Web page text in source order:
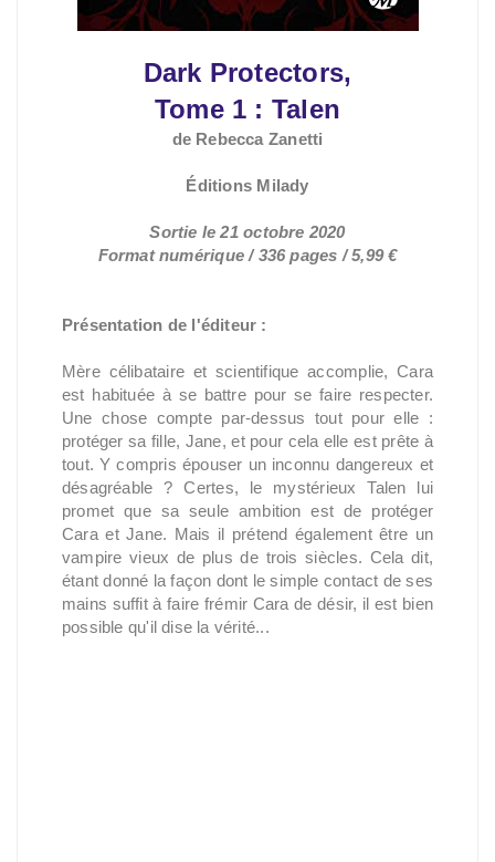
Dark Protectors,
Tome 1 : Talen
de Rebecca Zanetti
Éditions Milady
Sortie le 21 octobre 2020
Format numérique / 336 pages / 5,99 €
Présentation de l'éditeur :
Mère célibataire et scientifique accomplie, Cara
est habituée à se battre pour se faire respecter.
Une chose compte par-dessus tout pour elle :
protéger sa fille, Jane, et pour cela elle est prête à
tout. Y compris épouser un inconnu dangereux et
désagréable ? Certes, le mystérieux Talen lui
promet que sa seule ambition est de protéger
Cara et Jane. Mais il prétend également être un
vampire vieux de plus de trois siècles. Cela dit,
étant donné la façon dont le simple contact de ses
mains suffit à faire frémir Cara de désir, il est bien
possible qu'il dise la vérité...